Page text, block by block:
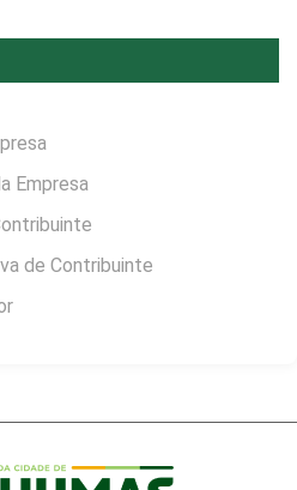
Empresa
de Contribuinte